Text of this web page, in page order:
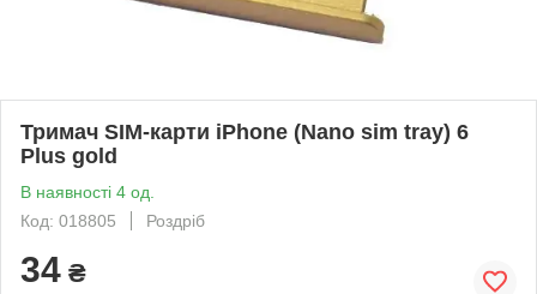
Тримач SIM-карти iPhone (Nano sim tray) 6
Plus gold
В наявності 4 од.
Код: 018805
Роздріб
34 ₴